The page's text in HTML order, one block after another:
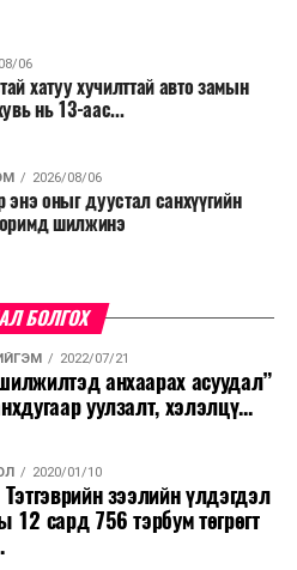
шилжүүлэх, төрийн албан
цахимаар ажиллуулах арга
үүрэг болголоо.
эдийн засгийн нөхцөл
тохиолдолд эдгээр
сулруулах юм.
06
хатуу хучилттай авто замын
нь 13-аас...
2026/08/06
энэ оныг дуустал санхүүгийн
шилжинэ
БОЛГОХ
2022/07/21
анхаарах асуудал”
уулзалт, хэлэлцү...
2020/01/10
зээлийн үлдэгдэл
12 сард 756 тэрбум төгрөгт